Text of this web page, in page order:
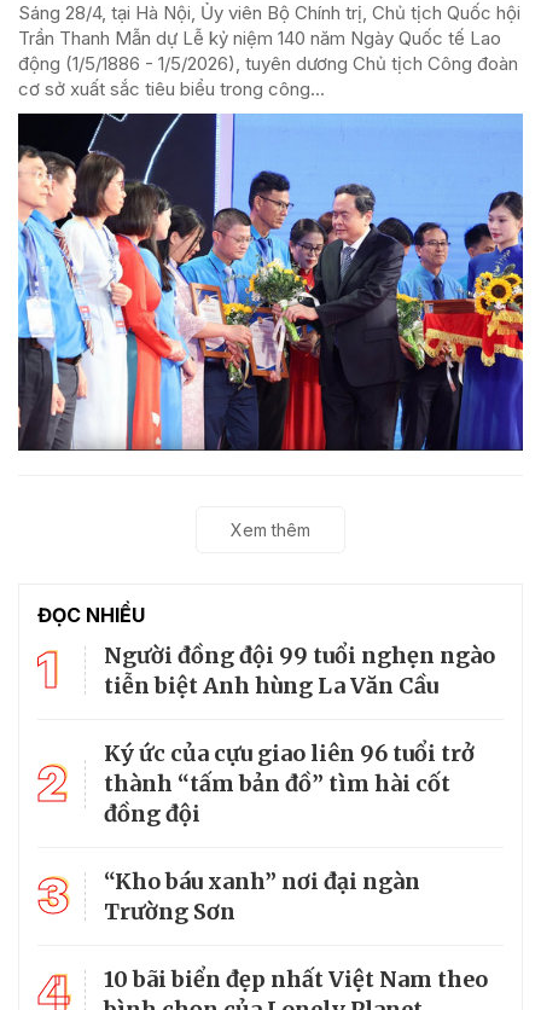
Sáng 28/4, tại Hà Nội, Ủy viên Bộ Chính trị, Chủ tịch Quốc hội
Trần Thanh Mẫn dự Lễ kỷ niệm 140 năm Ngày Quốc tế Lao
động (1/5/1886 - 1/5/2026), tuyên dương Chủ tịch Công đoàn
cơ sở xuất sắc tiêu biểu trong công...
Xem thêm
ĐỌC NHIỀU
1
Người đồng đội 99 tuổi nghẹn ngào
tiễn biệt Anh hùng La Văn Cầu
2
Ký ức của cựu giao liên 96 tuổi trở
thành “tấm bản đồ” tìm hài cốt
đồng đội
3
“Kho báu xanh” nơi đại ngàn
Trường Sơn
4
10 bãi biển đẹp nhất Việt Nam theo